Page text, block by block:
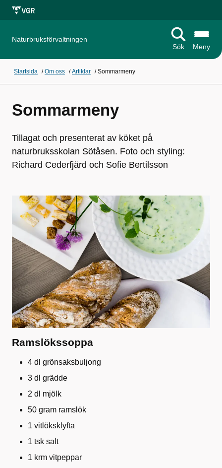
Naturbruksförvaltningen
Sök
Meny
Startsida /Om oss /Artiklar /Sommarmeny
Sommarmeny
Tillagat och presenterat av köket på
naturbruksskolan Sötåsen. Foto och styling:
Richard Cederfjärd och Sofie Bertilsson
Ramslökssoppa
4 dl grönsaksbuljong
3 dl grädde
2 dl mjölk
50 gram ramslök
1 vitlöksklyfta
1 tsk salt
1 krm vitpeppar